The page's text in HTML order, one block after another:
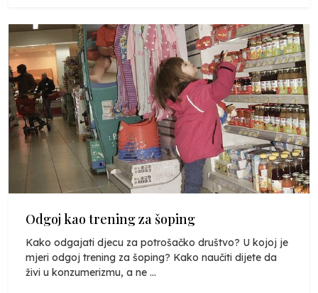
Odgoj kao trening za šoping
Kako odgajati djecu za potrošačko društvo? U kojoj je
mjeri odgoj trening za šoping? Kako naučiti dijete da
živi u konzumerizmu, a ne ...